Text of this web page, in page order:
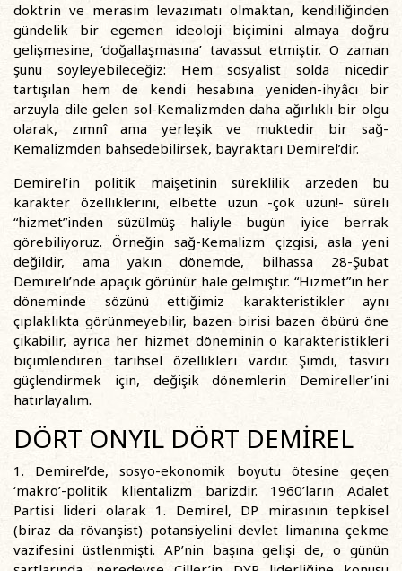
doktrin ve merasim levazımatı olmaktan, kendiliğinden
gündelik bir egemen ideoloji biçimini almaya doğru
gelişmesine, ‘doğallaşmasına’ tavassut etmiştir. O zaman
şunu söyleyebileceğiz: Hem sosyalist solda nicedir
tartışılan hem de kendi hesabına yeniden-ihyâcı bir
arzuyla dile gelen sol-Kemalizmden daha ağırlıklı bir olgu
olarak, zımnî ama yerleşik ve muktedir bir sağ-
Kemalizmden bahsedebilirsek, bayraktarı Demirel’dir.
Demirel’in politik maişetinin süreklilik arzeden bu
karakter özelliklerini, elbette uzun -çok uzun!- süreli
“hizmet”inden süzülmüş haliyle bugün iyice berrak
görebiliyoruz. Örneğin sağ-Kemalizm çizgisi, asla yeni
değildir, ama yakın dönemde, bilhassa 28-Şubat
Demireli’nde apaçık görünür hale gelmiştir. “Hizmet”in her
döneminde sözünü ettiğimiz karakteristikler aynı
çıplaklıkta görünmeyebilir, bazen birisi bazen öbürü öne
çıkabilir, ayrıca her hizmet döneminin o karakteristikleri
biçimlendiren tarihsel özellikleri vardır. Şimdi, tasviri
güçlendirmek için, değişik dönemlerin Demireller’ini
hatırlayalım.
DÖRT ONYIL DÖRT DEMİREL
1. Demirel’de, sosyo-ekonomik boyutu ötesine geçen
‘makro’-politik klientalizm barizdir. 1960’ların Adalet
Partisi lideri olarak 1. Demirel, DP mirasının tepkisel
(biraz da rövanşist) potansiyelini devlet limanına çekme
vazifesini üstlenmişti. AP’nin başına gelişi de, o günün